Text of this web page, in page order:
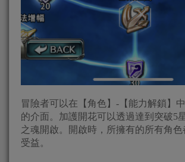
冒險者可以在【角色】-【能力解鎖】
的介面。加護開花可以透過達到突破5
之魂開啟。開啟時，所擁有的所有角色
受益。